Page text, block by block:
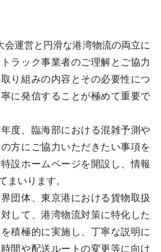
運営と円滑な港湾物流の両立に
ラック事業者のご理解とご協力
り組みの内容とその必要性につ
に発信することが極めて重要で
度、臨海部における混雑予測や
方にご協力いただきたい事項を
設ホームページを開設し、情報
まいります。
団体、東京港における貨物取扱
して、港湾物流対策に特化した
積極的に実施し、丁寧な説明に
間や配送ルートの変更等に向け